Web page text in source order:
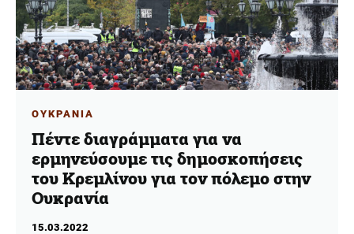
ΟΥΚΡΑΝΙΑ
Πέντε διαγράμματα για να
ερμηνεύσουμε τις δημοσκοπήσεις
του Κρεμλίνου για τον πόλεμο στην
Ουκρανία
15.03.2022